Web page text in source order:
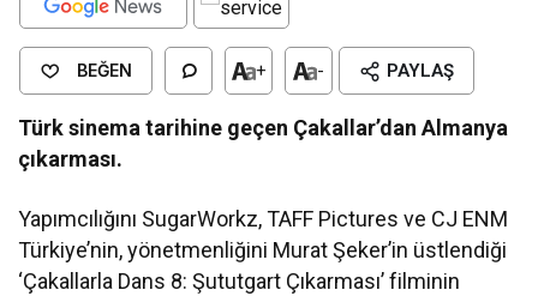
BEĞEN + - PAYLAŞ
Türk sinema tarihine geçen Çakallar’dan Almanya
çıkarması.
Yapımcılığını SugarWorkz, TAFF Pictures ve CJ ENM
Türkiye’nin, yönetmenliğini Murat Şeker’in üstlendiği
‘Çakallarla Dans 8: Şututgart Çıkarması’ filminin